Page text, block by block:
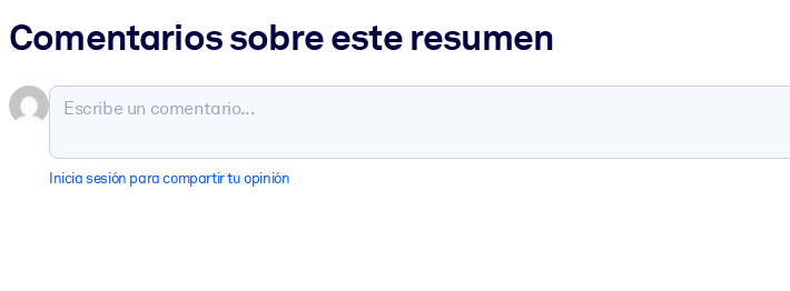
Comentarios sobre este resumen
Inicia sesión para compartir tu opinión